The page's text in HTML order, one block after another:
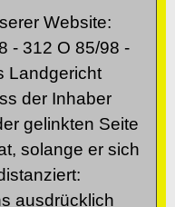
Website:
- 312 O 85/98 -
Landgericht
der Inhaber
gelinkten Seite
solange er sich
ausdrücklich